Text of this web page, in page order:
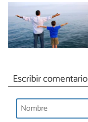
Escribir comentario